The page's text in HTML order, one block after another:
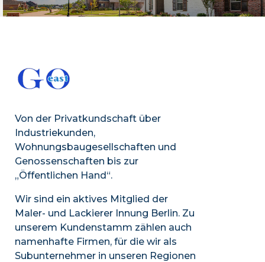
Von der Privatkundschaft über
Industriekunden,
Wohnungsbaugesellschaften und
Genossenschaften bis zur
„Öffentlichen Hand“.
Wir sind ein aktives Mitglied der
Maler- und Lackierer Innung Berlin. Zu
unserem Kundenstamm zählen auch
namenhafte Firmen, für die wir als
Subunternehmer in unseren Regionen